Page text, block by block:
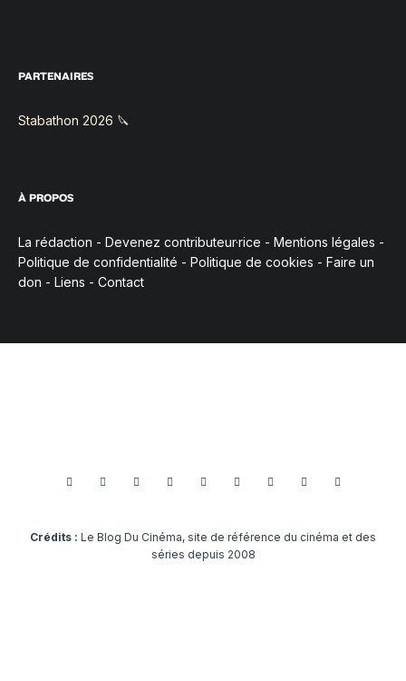
PARTENAIRES
Stabathon 2026 🔪
À PROPOS
La rédaction - Devenez contributeur·rice - Mentions légales -
Politique de confidentialité - Politique de cookies - Faire un
don - Liens - Contact
Crédits : Le Blog Du Cinéma, site de référence du cinéma et des
séries depuis 2008